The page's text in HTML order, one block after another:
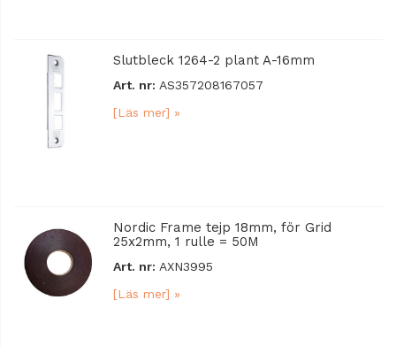
Slutbleck 1264-2 plant A-16mm
Art. nr: AS357208167057
[Läs mer] »
Nordic Frame tejp 18mm, för Grid
25x2mm, 1 rulle = 50M
Art. nr: AXN3995
[Läs mer] »